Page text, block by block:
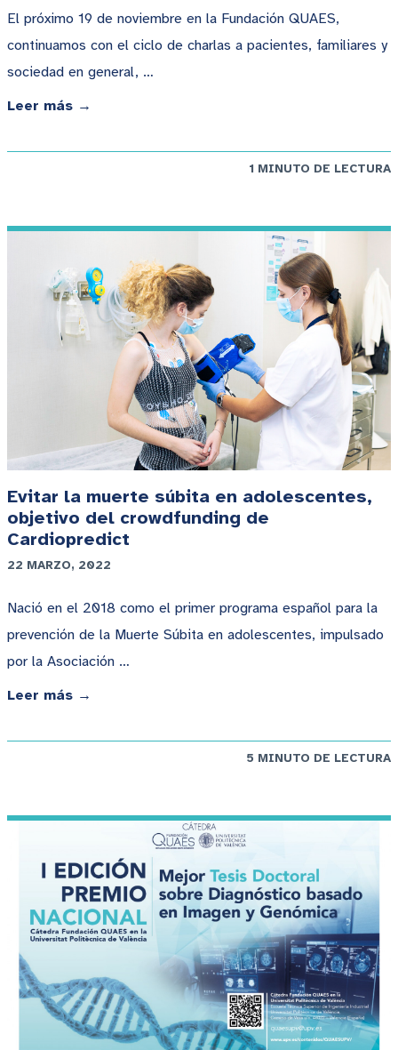
El próximo 19 de noviembre en la Fundación QUAES,
continuamos con el ciclo de charlas a pacientes, familiares y
sociedad en general, …
Leer más →
1 MINUTO DE LECTURA
Evitar la muerte súbita en adolescentes,
objetivo del crowdfunding de
Cardiopredict
22 MARZO, 2022
Nació en el 2018 como el primer programa español para la
prevención de la Muerte Súbita en adolescentes, impulsado
por la Asociación …
Leer más →
5 MINUTO DE LECTURA